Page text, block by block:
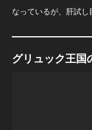
なっているが、肝試し
グリュック王国